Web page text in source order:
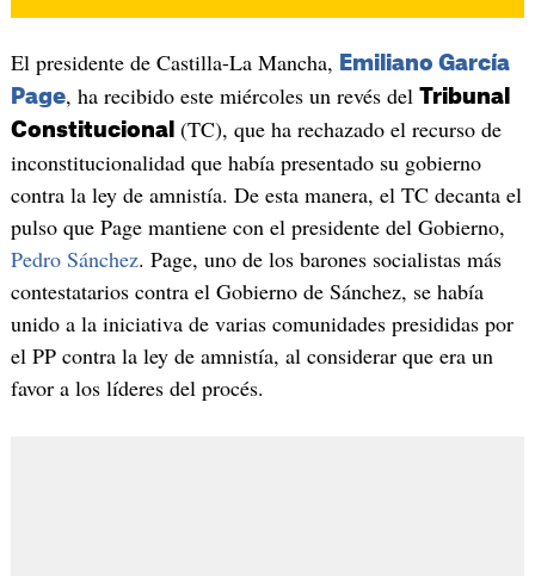
El presidente de Castilla-La Mancha, Emiliano García
Page, ha recibido este miércoles un revés del Tribunal
Constitucional (TC), que ha rechazado el recurso de
inconstitucionalidad que había presentado su gobierno
contra la ley de amnistía. De esta manera, el TC decanta el
pulso que Page mantiene con el presidente del Gobierno,
Pedro Sánchez. Page, uno de los barones socialistas más
contestatarios contra el Gobierno de Sánchez, se había
unido a la iniciativa de varias comunidades presididas por
el PP contra la ley de amnistía, al considerar que era un
favor a los líderes del procés.